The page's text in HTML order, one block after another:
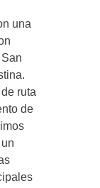
una
ruta
de